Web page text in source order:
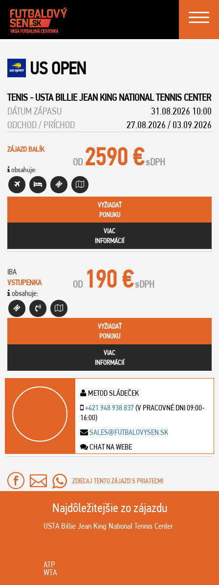
Toggle
US OPEN
TENIS -USTA BILLIE JEAN KING NATIONAL TENNIS CENTER
DÁTUM ZÁPASU
31.08.2026 10:00
ODCHOD / PRÍCHOD
27.08.2026 / 03.09.2026
ZÁJAZD BALÍK
obsahuje:
OD 2590 €sDPH
VYŽIADAŤ
PONUKU
VIAC
INFORMÁCIÍ
IBA
VSTUPENKA
obsahuje:
OD 190 €sDPH
VYŽIADAŤ
PONUKU
VIAC
INFORMÁCIÍ
METOD SLÁDEČEK
+421 948 938 837(V PRACOVNÉ DNI 09:00-
16:00)
SALES@FUTBALOVYSEN.SK
CHAT NA WEBE
ZDIEĽAJ TENTO ZÁJAZD S PRIATEĽMI
Najdôležitejšie zo zájazdu
USTA Billie Jean King National Tennis Center
ATP
WTA